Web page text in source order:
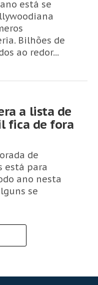
está se
Bilhões de
ao redor...
a lista de
fica de fora
de
está para
ano nesta
se